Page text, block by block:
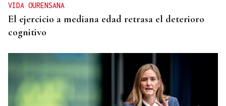
VIDA OURENSANA
El ejercicio a mediana edad retrasa el deterioro
cognitivo